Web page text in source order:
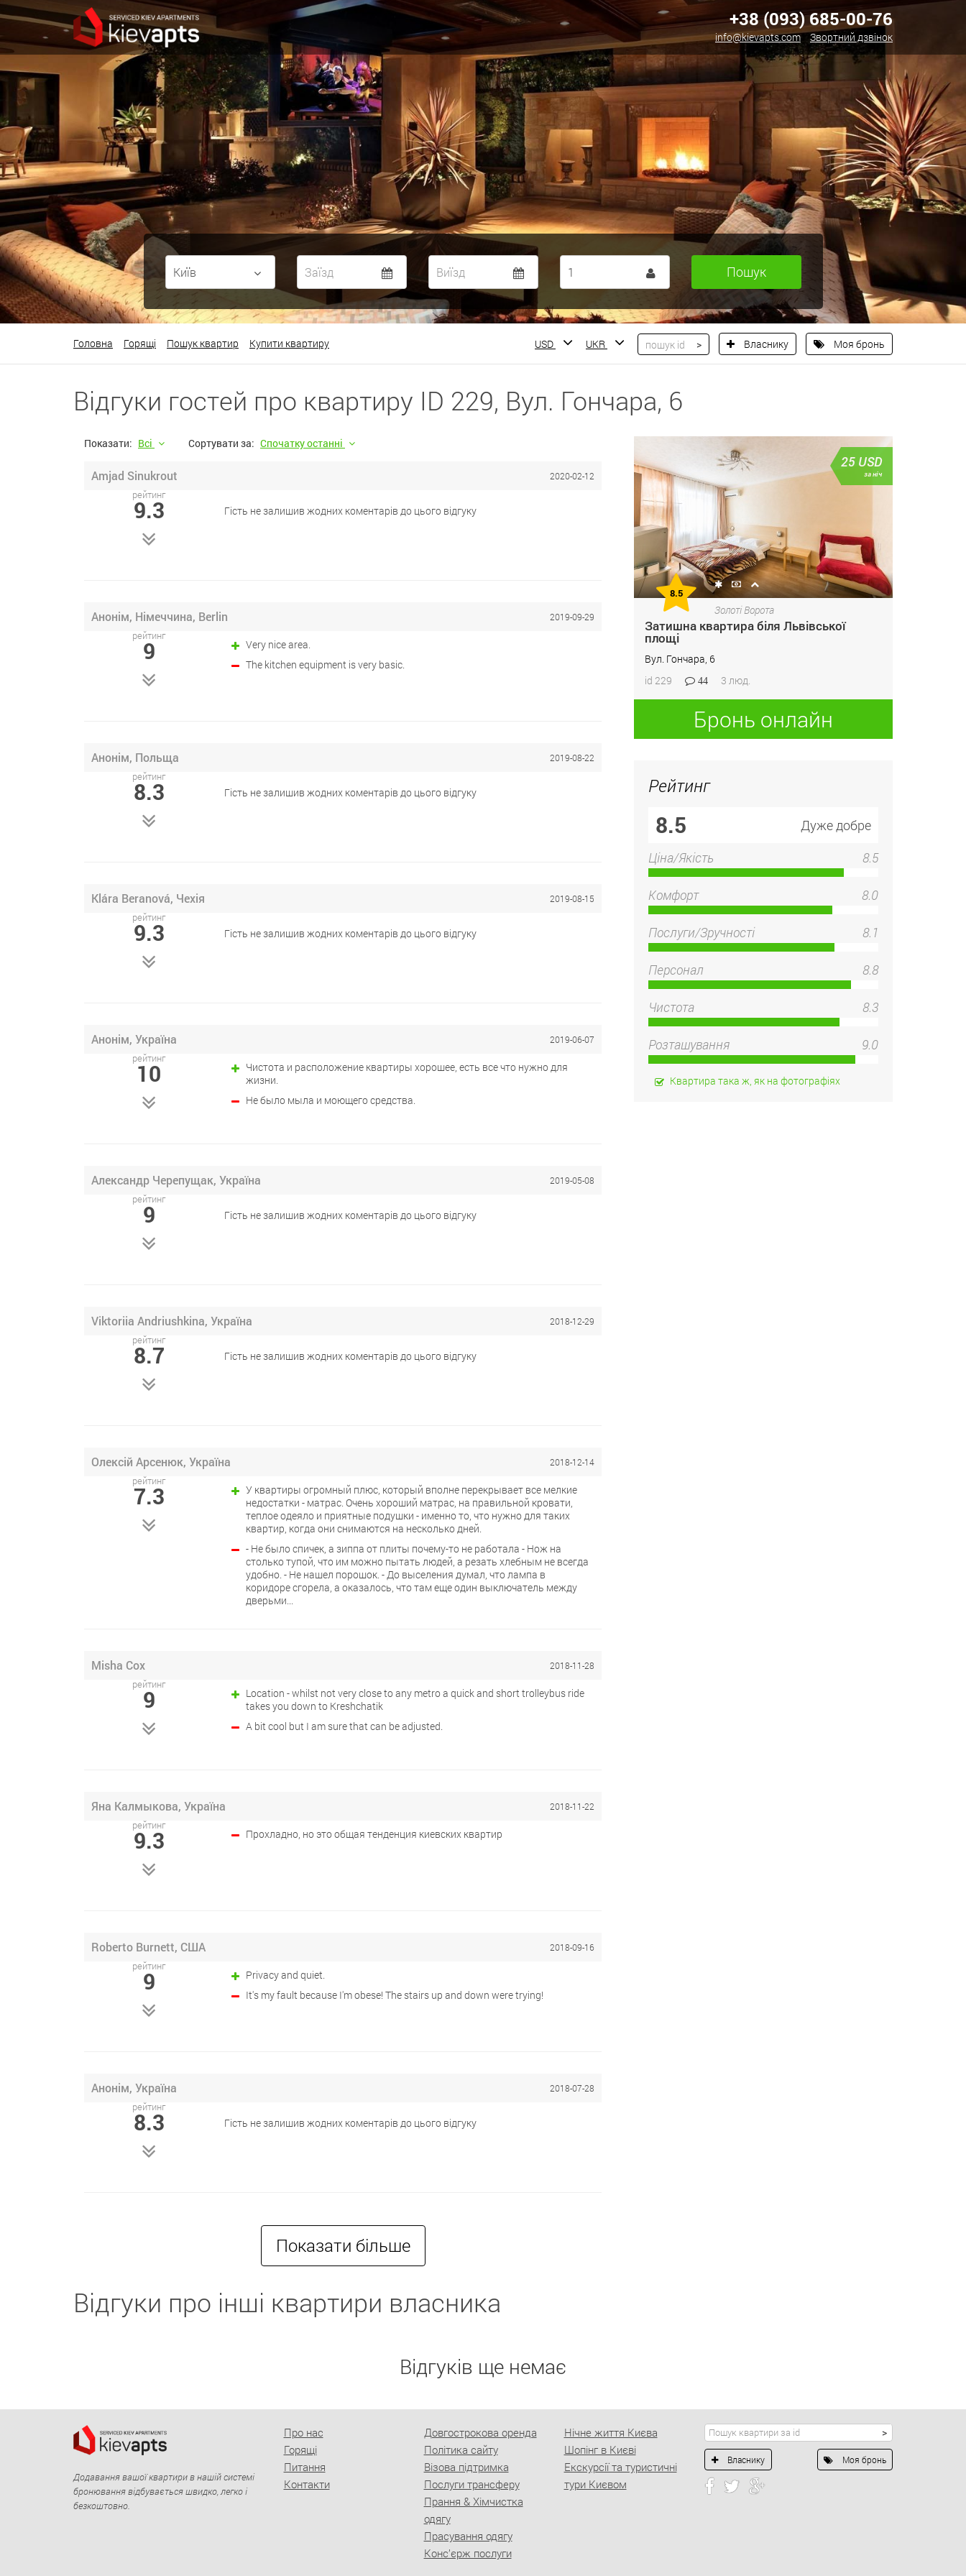
+38 (093) 685-00-76
info@kievapts.com Звортний дзвінок
Головна Горящі Пошук квартир Купити квартиру USD UKR Власнику Моя бронь
Відгуки гостей про квартиру ID 229, Вул. Гончара, 6
25 USD
за ніч
Золоті Ворота
8.5
Затишна квартира біля Львівської
площі
Вул. Гончара, 6
id 229
44 3 люд.
Бронь онлайн
Рейтинг
8.5
Дуже добре
Ціна/Якість
8.5
Комфорт 8.0
Послуги/Зручності 8.1
Персонал 8.8
Чистота 8.3
Розташування 9.0
Квартира така ж, як на фотографіях
Показати: Всі Сортувати за: Cпочатку останні
Amjad Sinukrout 2020-02-12
рейтинг
9.3 Гість не залишив жодних коментарів до цього відгуку
Анонім, Німеччина, Berlin 2019-09-29
рейтинг
9
Very nice area.
The kitchen equipment is very basic.
Анонім, Польща 2019-08-22
рейтинг
8.3 Гість не залишив жодних коментарів до цього відгуку
Klára Beranová, Чехія 2019-08-15
рейтинг
9.3 Гість не залишив жодних коментарів до цього відгуку
Анонім, Україна 2019-06-07
рейтинг
10
Чистота и расположение квартиры хорошее, есть все что нужно для
жизни.
Не было мыла и моющего средства.
Александр Черепущак, Україна 2019-05-08
рейтинг
9 Гість не залишив жодних коментарів до цього відгуку
Viktoriia Andriushkina, Україна 2018-12-29
рейтинг
8.7 Гість не залишив жодних коментарів до цього відгуку
Олексій Арсенюк, Україна 2018-12-14
рейтинг
7.3
У квартиры огромный плюс, который вполне перекрывает все мелкие
недостатки - матрас. Очень хороший матрас, на правильной кровати,
теплое одеяло и приятные подушки - именно то, что нужно для таких
квартир, когда они снимаются на несколько дней.
- Не было спичек, а зиппа от плиты почему-то не работала - Нож на
столько тупой, что им можно пытать людей, а резать хлебным не всегда
удобно. - Не нашел порошок. - До выселения думал, что лампа в
коридоре сгорела, а оказалось, что там еще один выключатель между
дверьми...
Misha Cox 2018-11-28
рейтинг
9
Location - whilst not very close to any metro a quick and short trolleybus ride
takes you down to Kreshchatik
A bit cool but I am sure that can be adjusted.
Яна Калмыкова, Україна 2018-11-22
рейтинг
9.3 Прохладно, но это общая тенденция киевских квартир
Roberto Burnett, США 2018-09-16
рейтинг
9
Privacy and quiet.
It's my fault because I'm obese! The stairs up and down were trying!
Анонім, Україна 2018-07-28
рейтинг
8.3 Гість не залишив жодних коментарів до цього відгуку
Показати більше
Відгуки про інші квартири власника
Вiдгукiв ще немає
Додавання вашої квартири в нашій системі
бронювання відбувається швидко, легко і
безкоштовно.
Власнику Моя бронь
Нічне життя Києва
Шопінг в Києві
Екскурсії та туристичні
тури Києвом
Довгострокова оренда
Політика сайту
Візова підтримка
Послуги трансферу
Прання & Хімчистка
одягу
Прасування одягу
Конс’єрж послуги
Про нас
Горящі
Питання
Контакти